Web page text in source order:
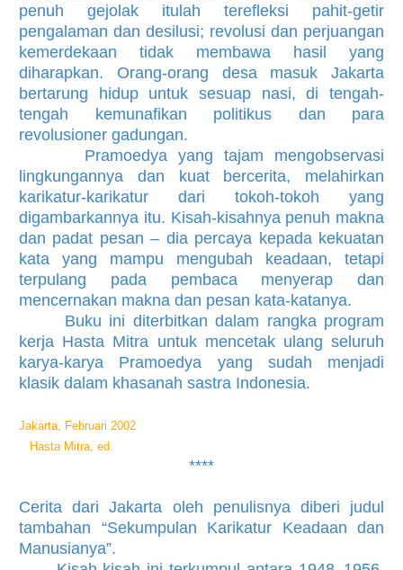
penuh gejolak itulah terefleksi pahit-getir
pengalaman dan desilusi; revolusi dan perjuang­an
kemerdekaan tidak membawa hasil yang
diharapkan. Orang-orang desa masuk Jakarta
bertarung hidup untuk sesuap nasi, di tengah-
tengah kemunafik­an politikus dan para
revolusioner gadung­an.
Pramoedya yang tajam mengobservasi
lingkungannya dan kuat bercerita, melahirkan
karikatur-karikatur dari tokoh-tokoh yang
digambarkannya itu. Kisah-kisahnya penuh makna
dan padat pesan – dia percaya kepada kekuatan
kata yang mampu meng­ubah keadaan, tetapi
terpulang pada pembaca menyerap dan
mencernakan makna dan pesan kata-kata­nya.
Buku ini diterbitkan dalam rangka program
kerja Hasta Mitra untuk mencetak ulang seluruh
karya-karya Pramoedya yang sudah menjadi
klasik dalam khasanah sastra Indonesia.
Jakarta, Februari 2002
Hasta Mitra, ed.
****
Cerita dari Jakarta oleh penu­lisnya diberi judul
tambah­an “Sekum­pulan Karikatur Keadaan dan
Manu­sianya”.